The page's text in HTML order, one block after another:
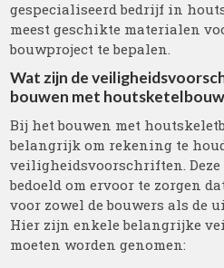
gespecialiseerd bedrijf in
meest geschikte materialen
bouwproject te bepalen.
Wat zijn de
bouwen met houtsketelbouw
Bij het bouwen met
belangrijk om rekening te
veiligheidsvoorschriften.
bedoeld om ervoor te zorgen
voor zowel de bouwers als de
Hier zijn enkele belangrijke
moeten worden genomen: